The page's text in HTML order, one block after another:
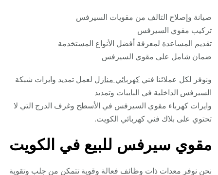
صيانة وإصلاح التالف من مقويات السيرفس
تركيب مقوي السيرفس
تقديم المساعدة لمعرفة أفضل الأنواع المستخدمة
ضمان شامل على مقوي السيرفس
ونوفر لكل عملائنا فنيكهربائي منازل لعمل تمديد وايرات شبكة
السيرفس الداخلية في البايبات وتمديد
وايرات كهرباء مقوي السيرفس في الأسطح وغرف الدرج التي لا
تحتوي على بلاك فني كهربائي الكويت.
مقوي سيرفس للبيع في الكويت
نحن نوفر معدات ذات وظائف فعالة وقوية تتمكن من جلب وتقوية